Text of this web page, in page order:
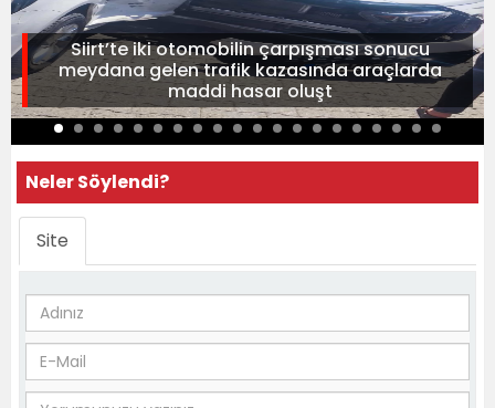
Siirt’te iki otomobilin çarpışması sonucu
meydana gelen trafik kazasında araçlarda
maddi hasar oluşt
Neler Söylendi?
Site